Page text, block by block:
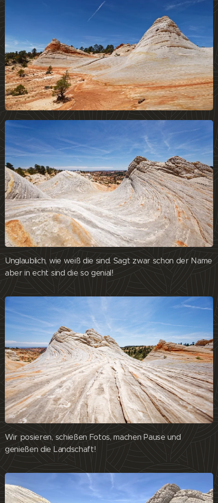
Unglaublich, wie weiß die sind. Sagt zwar schon der Name
aber in echt sind die so genial!
Wir posieren, schießen Fotos, machen Pause und
genießen die Landschaft!